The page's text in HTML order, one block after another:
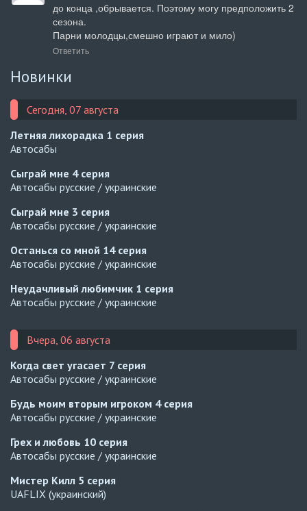
до конца ,обрывается. Поэтому могу предположить 2
сезона.
Парни молодцы,смешно играют и мило)
Ответить
Новинки
Сегодня, 07 августа
Летняя лихорадка 1 серия
Автосабы
Сыграй мне 4 серия
Автосабы русские / украинские
Сыграй мне 3 серия
Автосабы русские / украинские
Останься со мной 14 серия
Автосабы русские / украинские
Неудачливый любимчик 1 серия
Автосабы русские / украинские
Вчера, 06 августа
Когда свет угасает 7 серия
Автосабы русские / украинские
Будь моим вторым игроком 4 серия
Автосабы русские / украинские
Грех и любовь 10 серия
Автосабы русские / украинские
Мистер Килл 5 серия
UAFLIX (украинский)